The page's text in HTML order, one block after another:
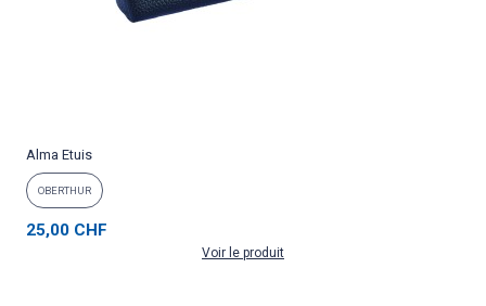
Alma Etuis
OBERTHUR
25,00 CHF
Voir le produit